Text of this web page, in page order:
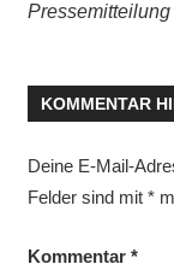
Pressemitteilung
KOMMENTAR
Deine E-Mail-
Felder sind mit *
Kommentar *